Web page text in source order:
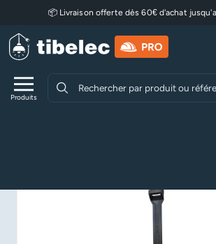
Aller au contenu principal
Lire plus
📦 Livraison offerte dès 60€ d'achat
Produits